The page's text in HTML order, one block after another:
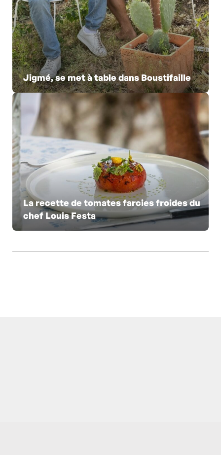
Jigmé, se met à table dans Boustifaille
La recette de tomates farcies froides du
chef Louis Festa